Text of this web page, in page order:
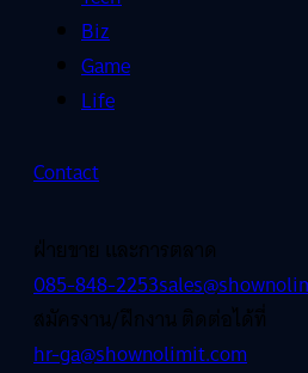
Biz
Game
Life
Contact
ฝ่ายขาย และการตลาด
085-848-2253
สมัครงาน/ฝึกงาน ติดต่อได้ที่
hr-ga@shownolimit.com